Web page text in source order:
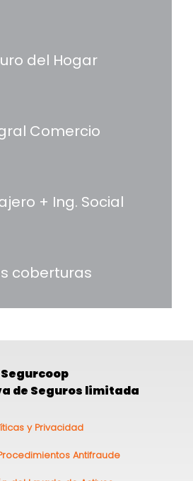
del Hogar
Comercio
+ Ing. Social
coberturas
Segurcoop
de Seguros limitada
y Privacidad
Antifraude